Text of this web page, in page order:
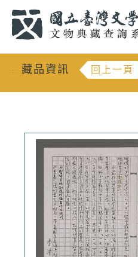
::: 藏品資訊 回上一頁